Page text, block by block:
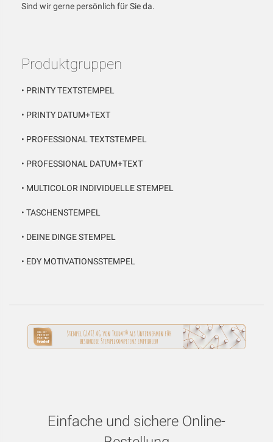
Sind wir gerne persönlich für Sie da.
Produktgruppen
• PRINTY TEXTSTEMPEL
• PRINTY DATUM+TEXT
• PROFESSIONAL TEXTSTEMPEL
• PROFESSIONAL DATUM+TEXT
• MULTICOLOR INDIVIDUELLE STEMPEL
• TASCHENSTEMPEL
• DEINE DINGE STEMPEL
• EDY MOTIVATIONSSTEMPEL
Einfache und sichere Online-